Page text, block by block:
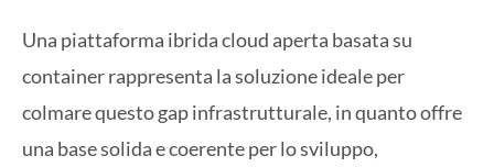
Una piattaforma ibrida cloud aperta basata su
container rappresenta la soluzione ideale per
colmare questo gap infrastrutturale, in quanto offre
una base solida e coerente per lo sviluppo,